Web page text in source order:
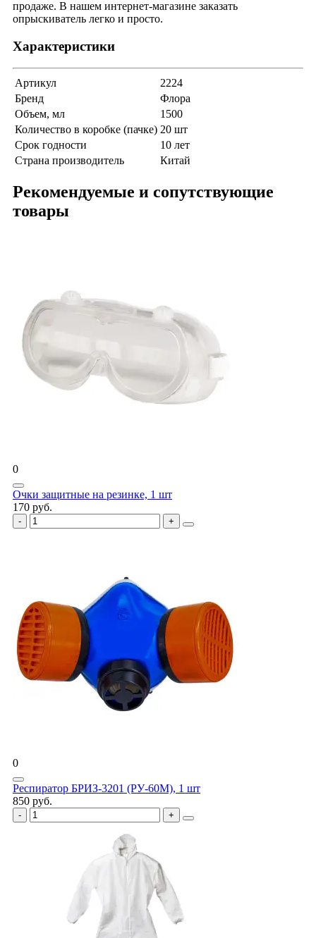
продаже. В нашем интернет-магазине заказать
опрыскиватель легко и просто.
Характеристики
Артикул
2224
Бренд
Флора
Объем, мл
1500
Количество в коробке (пачке) 20 шт
Срок годности
10 лет
Страна производитель
Китай
Рекомендуемые и сопутствующие
товары
0
Очки защитные на резинке, 1 шт
170 руб.
0
Респиратор БРИЗ-3201 (РУ-60М), 1 шт
850 руб.